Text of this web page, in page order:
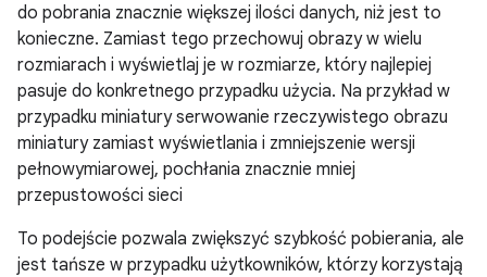
do pobrania znacznie większej ilości danych, niż jest to
konieczne. Zamiast tego przechowuj obrazy w wielu
rozmiarach i wyświetlaj je w rozmiarze, który najlepiej
pasuje do konkretnego przypadku użycia. Na przykład w
przypadku miniatury serwowanie rzeczywistego obrazu
miniatury zamiast wyświetlania i zmniejszenie wersji
pełnowymiarowej, pochłania znacznie mniej
przepustowości sieci
To podejście pozwala zwiększyć szybkość pobierania, ale
jest tańsze w przypadku użytkowników, którzy korzystają